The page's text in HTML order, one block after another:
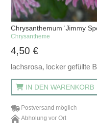
Chrysanthemum 'Jimmy
Chrysantheme
4,50€
lachsrosa, locker gefüllte
IN DEN WARENKORB
Postversand möglich
Abholung vor Ort